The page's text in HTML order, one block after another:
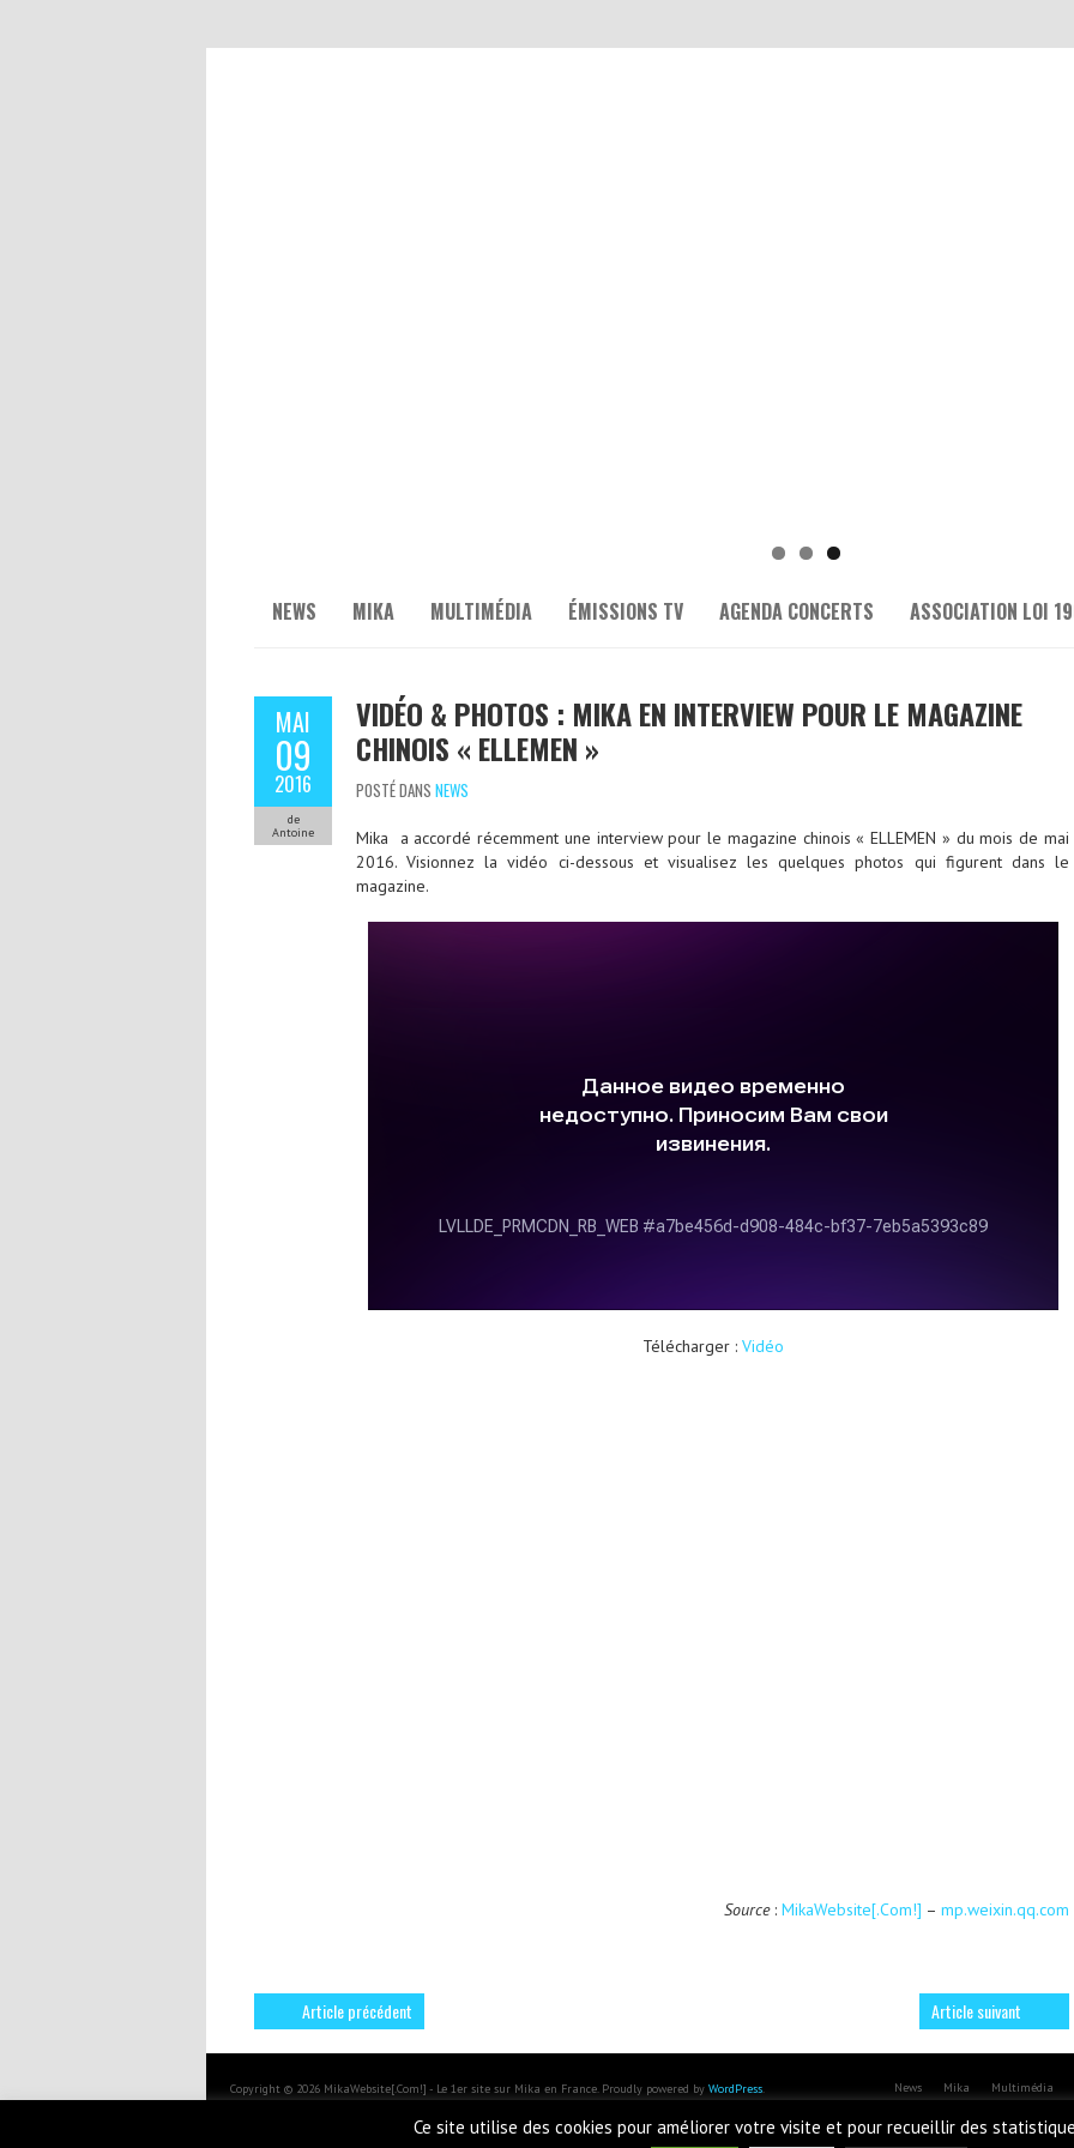
NEWS MIKA MULTIMÉDIA ÉMISSIONS TV AGENDA CONCERTS ASSOCIATION LOI
MAI
09
2016
de
Antoine
VIDÉO & PHOTOS : MIKA EN INTERVIEW POUR LE MAGAZINE
CHINOIS « ELLEMEN »
POSTÉ DANS NEWS
Mika a accordé récemment une interview pour le magazine chinois « ELLEMEN » du mois de mai
2016. Visionnez la vidéo ci-dessous et visualisez les quelques photos qui figurent dans le
magazine.
Télécharger : Vidéo
Source: MikaWebsite[.Com!] – mp.weixin.qq.com
Article précédent Article suivant
Copyright © 2026 MikaWebsite[.Com!] - Le 1er site sur Mika en France. Proudly powered by WordPress.
News Mika Multimédia
Ce site utilise des cookies pour améliorer votre visite et pour recueillir des